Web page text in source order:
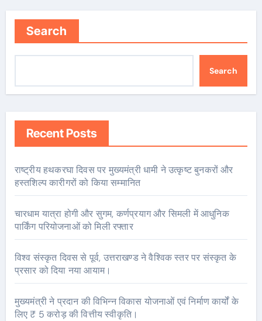
Search
Search
Recent Posts
राष्ट्रीय हथकरघा दिवस पर मुख्यमंत्री धामी ने उत्कृष्ट बुनकरों और
हस्तशिल्प कारीगरों को किया सम्मानित
चारधाम यात्रा होगी और सुगम, कर्णप्रयाग और सिमली में आधुनिक
पार्किंग परियोजनाओं को मिली रफ्तार
विश्व संस्कृत दिवस से पूर्व, उत्तराखण्ड ने वैश्विक स्तर पर संस्कृत के
प्रसार को दिया नया आयाम।
मुख्यमंत्री ने प्रदान की विभिन्न विकास योजनाओं एवं निर्माण कार्यों के
लिए ₹ 5 करोड़ की वित्तीय स्वीकृति।